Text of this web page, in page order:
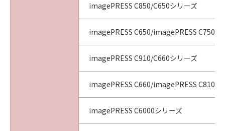
imagePRESS C850/C650シリーズ
imagePRESS C650/imagePRESS C750/
imagePRESS C910/C660シリーズ
imagePRESS C660/imagePRESS C810/
imagePRESS C6000シリーズ